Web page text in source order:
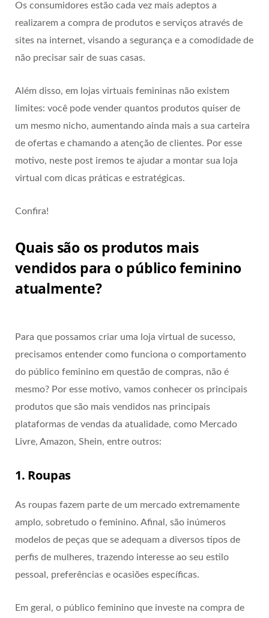
Os consumidores estão cada vez mais adeptos a
realizarem a compra de produtos e serviços através de
sites na internet, visando a segurança e a comodidade de
não precisar sair de suas casas.
Além disso, em lojas virtuais femininas não existem
limites: você pode vender quantos produtos quiser de
um mesmo nicho, aumentando ainda mais a sua carteira
de ofertas e chamando a atenção de clientes. Por esse
motivo, neste post iremos te ajudar a montar sua loja
virtual com dicas práticas e estratégicas.
Confira!
Quais são os produtos mais
vendidos para o público feminino
atualmente?
Para que possamos criar uma loja virtual de sucesso,
precisamos entender como funciona o comportamento
do público feminino em questão de compras, não é
mesmo? Por esse motivo, vamos conhecer os principais
produtos que são mais vendidos nas principais
plataformas de vendas da atualidade, como Mercado
Livre, Amazon, Shein, entre outros:
1. Roupas
As roupas fazem parte de um mercado extremamente
amplo, sobretudo o feminino. Afinal, são inúmeros
modelos de peças que se adequam a diversos tipos de
perfis de mulheres, trazendo interesse ao seu estilo
pessoal, preferências e ocasiões específicas.
Em geral, o público feminino que investe na compra de